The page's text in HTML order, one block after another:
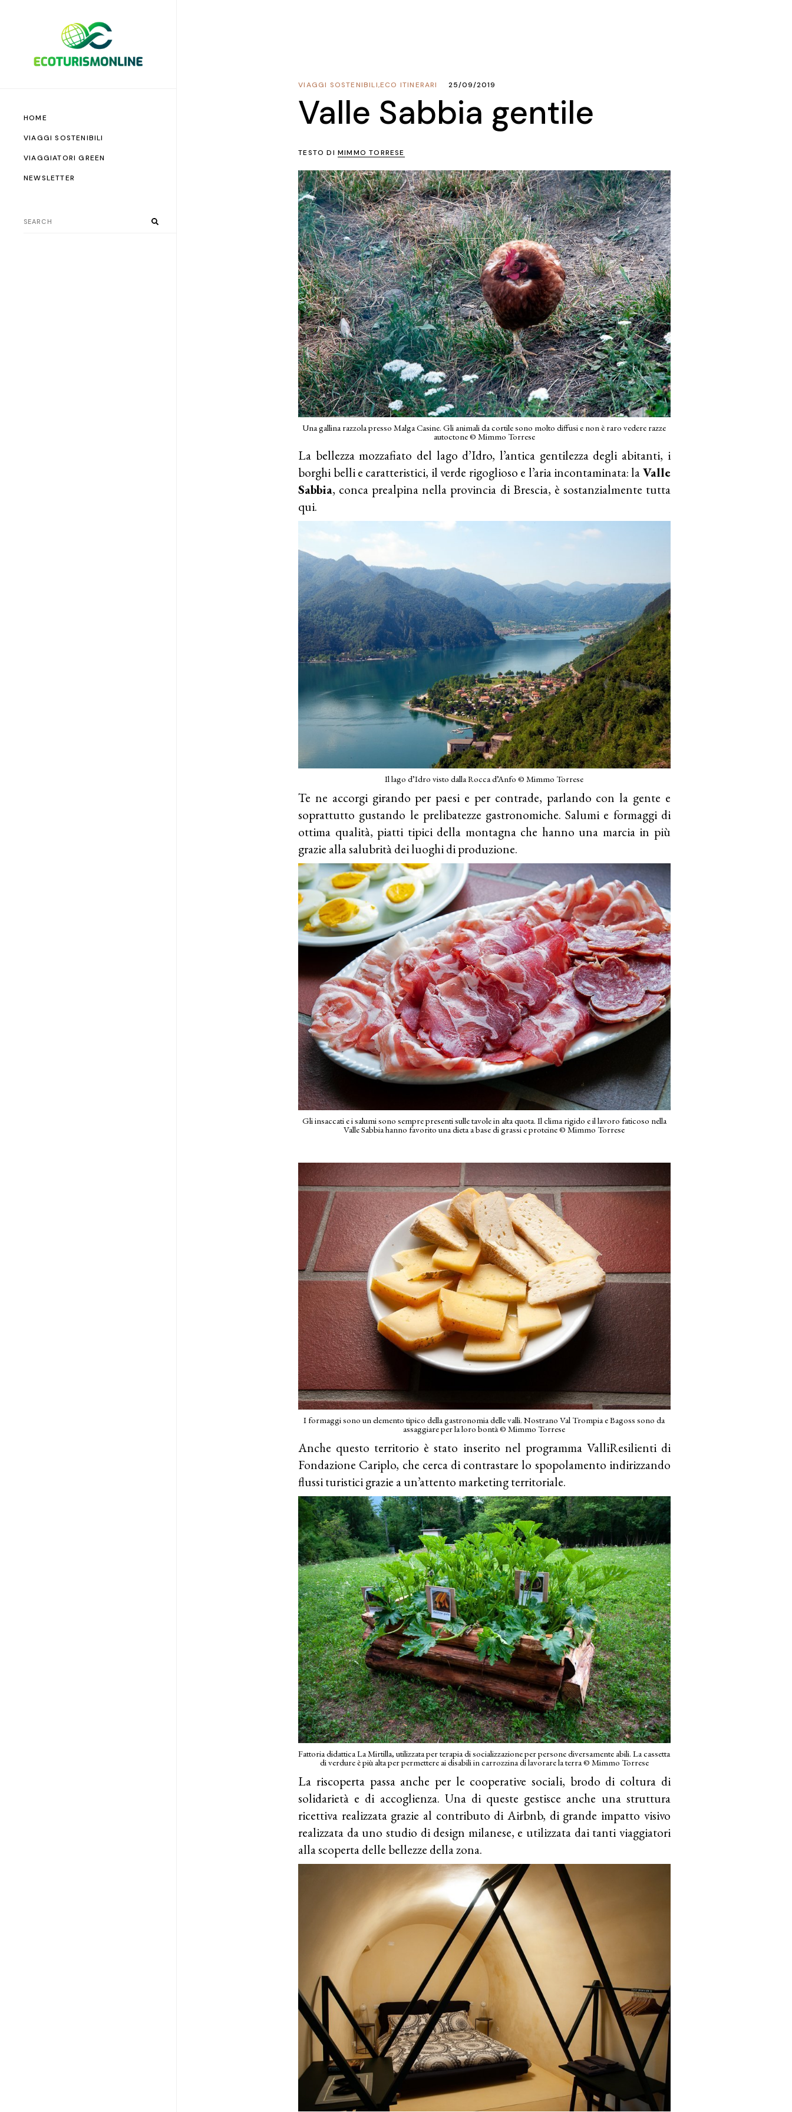
HOME
VIAGGI SOSTENIBILI
VIAGGIATORI GREEN
NEWSLETTER
ECO ITINERARI
,
VIAGGI SOSTENIBILI 25/09/2019
Valle Sabbia gentile
TESTO DI MIMMO TORRESE
Una gallina razzola presso Malga Casine. Gli animali da cortile sono molto diffusi e non è raro vedere razze
autoctone © Mimmo Torrese
La bellezza mozzafiato del lago d’Idro, l’antica gentilezza degli abitanti, i
borghi belli e caratteristici, il verde rigoglioso e l’aria incontaminata: laValle
Sabbia, conca prealpina nella provincia di Brescia, è sostanzialmente tutta
qui.
Il lago d’Idro visto dalla Rocca d’Anfo © Mimmo Torrese
Te ne accorgi girando per paesi e per contrade, parlando con la gente e
soprattutto gustando le prelibatezze gastronomiche. Salumi e formaggi di
ottima qualità, piatti tipici della montagna che hanno una marcia in più
grazie alla salubrità dei luoghi di produzione.
Gli insaccati e i salumi sono sempre presenti sulle tavole in alta quota. Il clima rigido e il lavoro faticoso nella
Valle Sabbia hanno favorito una dieta a base di grassi e proteine © Mimmo Torrese
I formaggi sono un elemento tipico della gastronomia delle valli. Nostrano Val Trompia e Bagoss sono da
assaggiare per la loro bontà © Mimmo Torrese
Anche questo territorio è stato inserito nel programma ValliResilienti di
Fondazione Cariplo, che cerca di contrastare lo spopolamento indirizzando
flussi turistici grazie a un’attento marketing territoriale.
Fattoria didattica La Mirtilla, utilizzata per terapia di socializzazione per persone diversamente abili. La cassetta
di verdure è più alta per permettere ai disabili in carrozzina di lavorare la terra © Mimmo Torrese
La riscoperta passa anche per le cooperative sociali, brodo di coltura di
solidarietà e di accoglienza. Una di queste gestisce anche una struttura
ricettiva realizzata grazie al contributo di Airbnb, di grande impatto visivo
realizzata da uno studio di design milanese, e utilizzata dai tanti viaggiatori
alla scoperta delle bellezze della zona.